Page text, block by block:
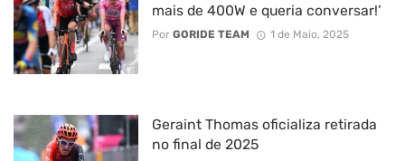
mais de 400W e queria conversar!’
Por GORIDE TEAM 1 de Maio, 2025
Geraint Thomas oficializa retirada
no final de 2025